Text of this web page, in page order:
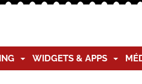
WIDGETS & APPS